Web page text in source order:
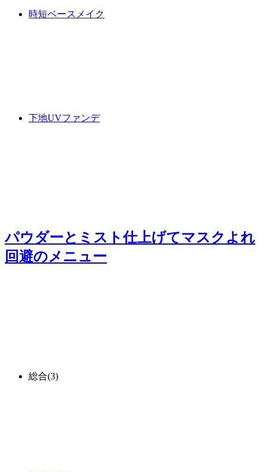
時短ベースメイク
下地UVファンデ
パウダーとミスト仕上げてマスクよれ
回避のメニュー
総合(3)